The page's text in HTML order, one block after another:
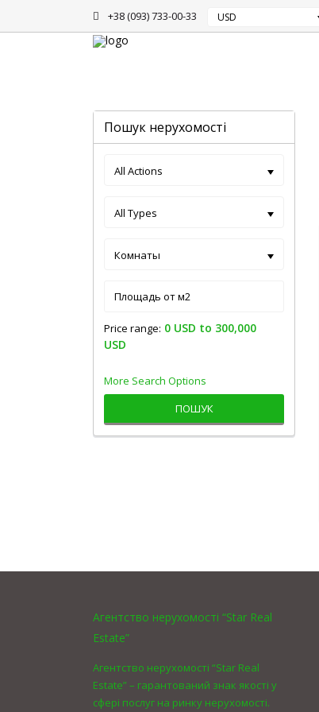
+38 (093) 733-00-33 USD
Пошук нерухомості
All Actions
All Types
Комнаты
Price range: 0 USD to 300,000
USD
More Search Options
ПОШУК
Агентство нерухомості “Star Real
Estate”
Агентство нерухомості “Star Real
Estate” – гарантований знак якості у
сфері послуг на ринку нерухомості.